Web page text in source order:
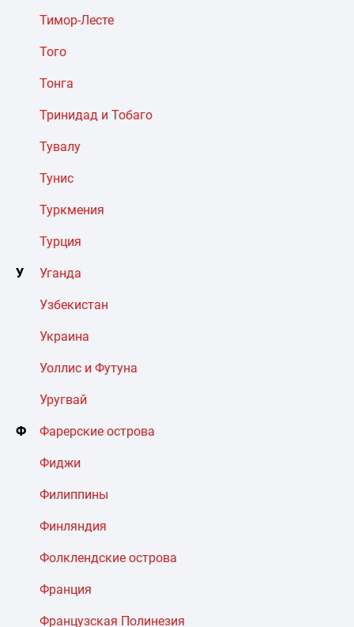
Тимор-Лесте
Того
Тонга
Тринидад и Тобаго
Тувалу
Тунис
Туркмения
Турция
У Уганда
Узбекистан
Украина
Уоллис и Футуна
Уругвай
Ф Фарерские острова
Фиджи
Филиппины
Финляндия
Фолклендские острова
Франция
Французская Полинезия